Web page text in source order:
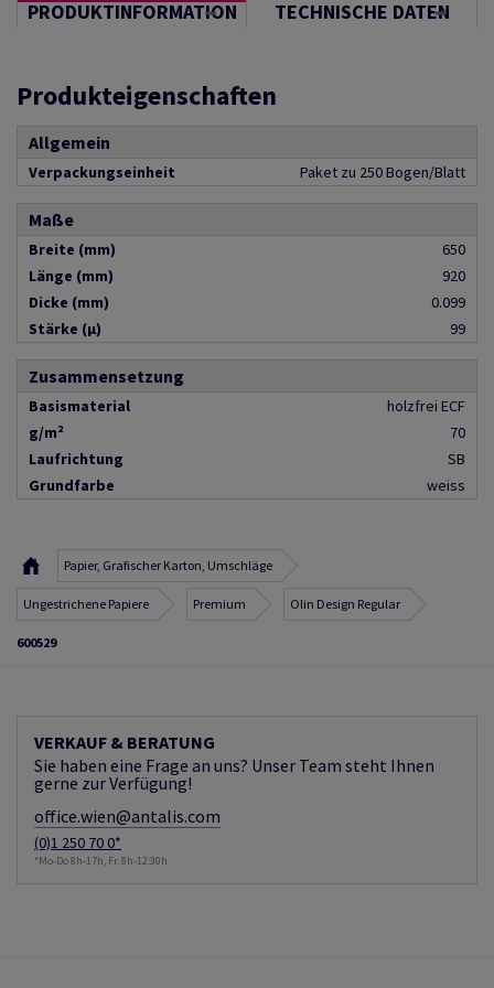
PRODUKTINFORMATION TECHNISCHE DATEN
Produkteigenschaften
Allgemein
Verpackungseinheit Paket zu 250 Bogen/Blatt
Maße
Breite (mm)
650
Länge (mm)
920
Dicke (mm)
0.099
Stärke (µ)
99
Zusammensetzung
Basismaterial
holzfrei ECF
g/m²
70
Laufrichtung
SB
Grundfarbe
weiss
Papier, Grafischer Karton, Umschläge
Ungestrichene Papiere Premium Olin Design Regular
600529
VERKAUF & BERATUNG
Sie haben eine Frage an uns? Unser Team steht Ihnen
gerne zur Verfügung!
office.wien@antalis.com
(0)1 250 70 0*
*Mo-Do 8h-17h, Fr. 8h-12:30h